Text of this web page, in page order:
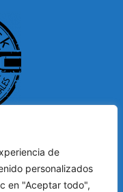
de
personalizados
en "Aceptar todo",
etc…